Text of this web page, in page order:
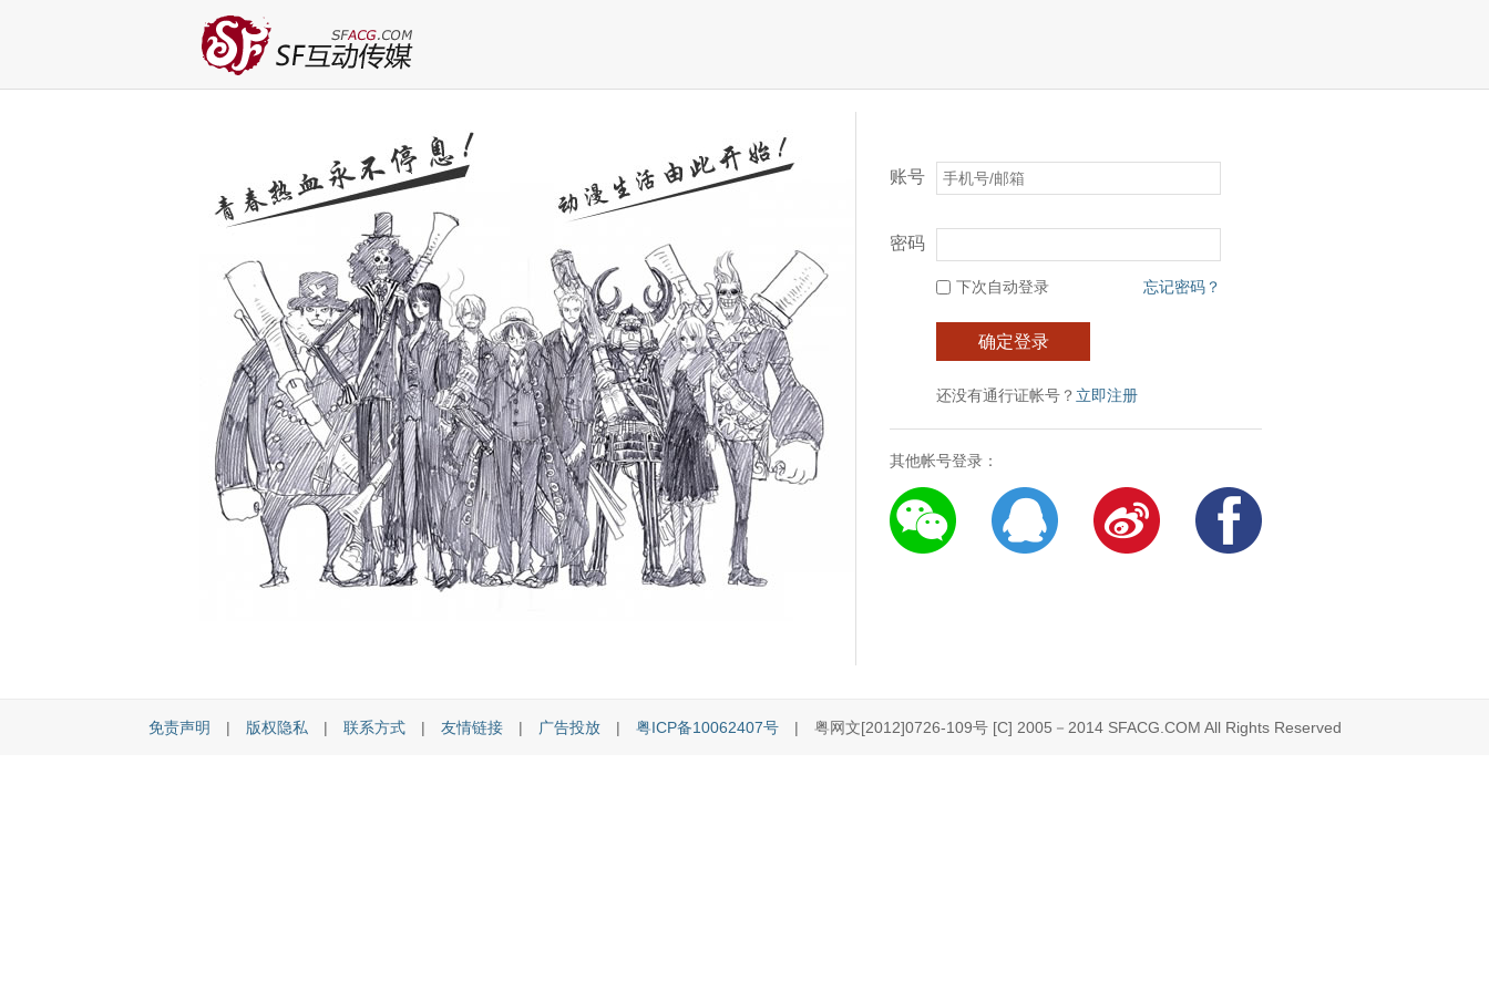
账号
密码
下次自动登录 忘记密码？
确定登录
还没有通行证帐号？ 立即注册
其他帐号登录：
免责声明 | 版权隐私 | 联系方式| 友情链接| 广告投放| 粤ICP备10062407号| 粤网文[2012]0726-109号 [C] 2005－2014 SFACG.COM All Rights Reserved